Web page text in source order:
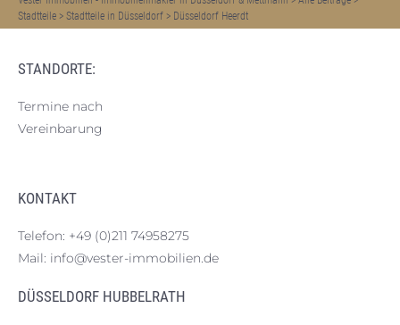
Stadtteile > Stadtteile in Düsseldorf > Düsseldorf Heerdt
STANDORTE:
Termine nach
Vereinbarung
KONTAKT
Telefon: +49 (0)211 74958275
Mail: info@vester-immobilien.de
DÜSSELDORF HUBBELRATH